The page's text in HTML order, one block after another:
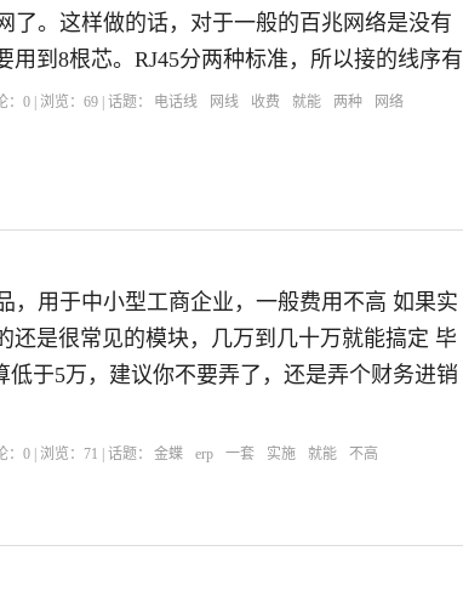
了。这样做的话，对于一般的百兆网络是没有
用到8根芯。RJ45分两种标准，所以接的线序有
：0 | 浏览：69 | 话题： 电话线 网线 收费 就能 两种 网络
，用于中小型工商企业，一般费用不高 如果实
还是很常见的模块，几万到几十万就能搞定 毕
低于5万，建议你不要弄了，还是弄个财务进销
：0 | 浏览： 71 | 话题： 金蝶 erp 一套 实施 就能 不高